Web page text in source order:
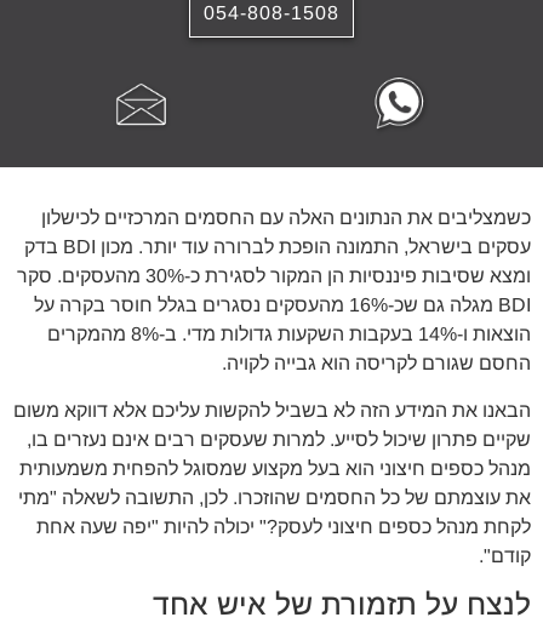
054-808-1508
כשמצליבים את הנתונים האלה עם החסמים המרכזיים לכישלון
עסקים בישראל, התמונה הופכת לברורה עוד יותר. מכון BDI בדק
ומצא שסיבות פיננסיות הן המקור לסגירת כ-30% מהעסקים. סקר
BDI מגלה גם שכ-16% מהעסקים נסגרים בגלל חוסר בקרה על
הוצאות ו-14% בעקבות השקעות גדולות מדי. ב-8% מהמקרים
החסם שגורם לקריסה הוא גבייה לקויה.
הבאנו את המידע הזה לא בשביל להקשות עליכם אלא דווקא משום
שקיים פתרון שיכול לסייע. למרות שעסקים רבים אינם נעזרים בו,
מנהל כספים חיצוני הוא בעל מקצוע שמסוגל להפחית משמעותית
את עוצמתם של כל החסמים שהוזכרו. לכן, התשובה לשאלה "מתי
לקחת מנהל כספים חיצוני לעסק?" יכולה להיות "יפה שעה אחת
קודם".
לנצח על תזמורת של איש אחד